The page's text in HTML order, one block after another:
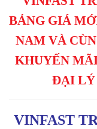
BẢNG GIÁ
NAM VÀ
KHUYẾN
ĐẠI LÝ
VINFAST